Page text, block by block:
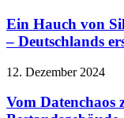
Ein Hauch von
– Deutschlands
12. Dezember 2024
Vom